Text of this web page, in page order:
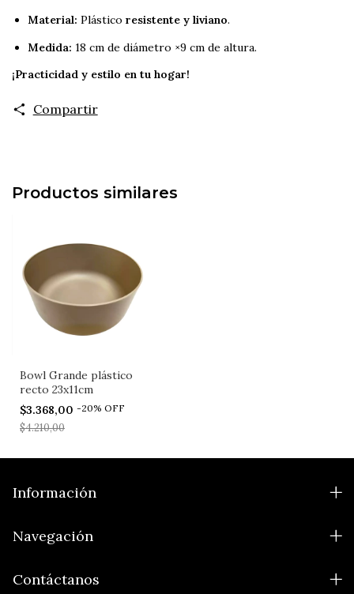
Material: Plástico resistente y liviano.
Medida: 18 cm de diámetro ×9 cm de altura.
¡Practicidad y estilo en tu hogar!
Compartir
Productos similares
Bowl Grande plástico
recto 23x11cm
$3.368,00 -20% OFF
$4.210,00
Información
Navegación
Contáctanos